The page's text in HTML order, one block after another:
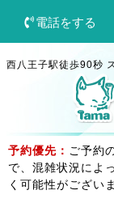
西八王子駅徒歩90秒
予約優先： ご予約
で、混雑状況によ
く可能性がござい
電話をする